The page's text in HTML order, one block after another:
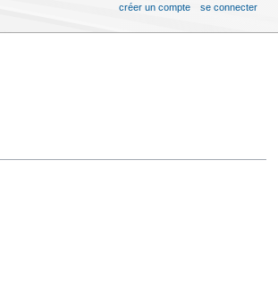
créer un compte se connecter